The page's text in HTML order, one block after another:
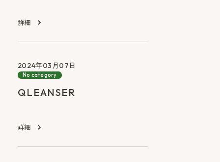
詳細
2024年03月07日
No category
QLEANSER
詳細